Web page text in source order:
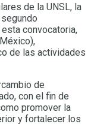
de la UNSL, la
convocatoria,
de las actividades
de
con el fin de
promover la
y fortalecer los